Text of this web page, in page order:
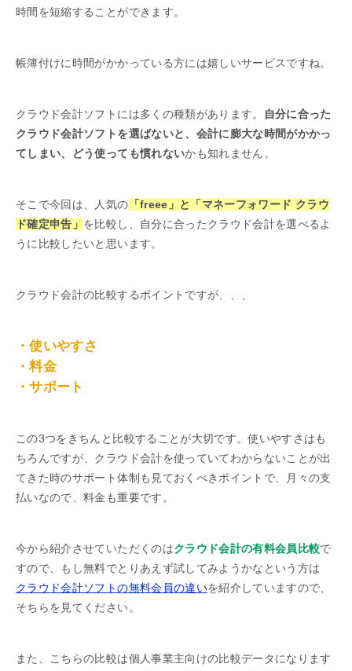
時間を短縮することができます。
帳簿付けに時間がかかっている方には嬉しいサービスですね。
クラウド会計ソフトには多くの種類があります。
自分に合った
クラウド会計ソフトを選ばないと、会計に膨大な時間がかかっ
てしまい、どう使っても慣れないかも知れません。
そこで今回は、人気の 「freee」と「マネーフォワード クラウ
ド確定申告」 を比較し、自分に合ったクラウド会計を選べるよ
うに比較したいと思います。
クラウド会計の比較するポイントですが、、、
・使いやすさ
・料金
・サポート
この3つをきちんと比較することが大切です。使いやすさはも
ちろんですが、クラウド会計を使っていてわからないことが出
てきた時のサポート体制も見ておくべきポイントで、月々の支
払いなので、料金も重要です。
今から紹介させていただくのはクラウド会計の有料会員比較で
すので、もし無料でとりあえず試してみようかなという方は
クラウド会計ソフトの無料会員の違いを紹介していますので、
そちらを見てください。
また、こちらの比較は個人事業主向けの比較データになります